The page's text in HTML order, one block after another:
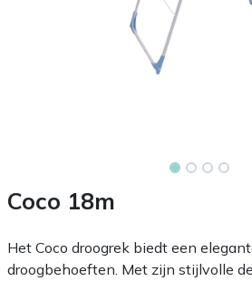
Coco 18m
Het Coco droogrek biedt een
droogbehoeften. Met zijn stijlvolle